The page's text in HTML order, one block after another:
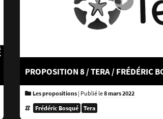
PROPOSITION 8 / TERA / FRÉDÉRIC
Les propositions| Publié le8 mars 2022
Frédéric Bosqué Tera